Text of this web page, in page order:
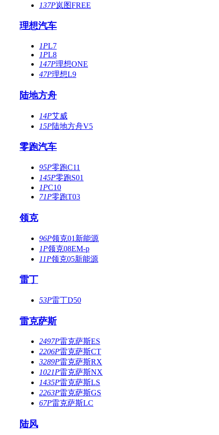
137P岚图FREE
理想汽车
1PL7
1PL8
147P理想ONE
47P理想L9
陆地方舟
14P艾威
15P陆地方舟V5
零跑汽车
95P零跑C11
145P零跑S01
1PC10
71P零跑T03
领克
96P领克01新能源
1P领克08EM-p
11P领克05新能源
雷丁
53P雷丁D50
雷克萨斯
2497P雷克萨斯ES
2206P雷克萨斯CT
3289P雷克萨斯RX
1021P雷克萨斯NX
1435P雷克萨斯LS
2263P雷克萨斯GS
67P雷克萨斯LC
陆风